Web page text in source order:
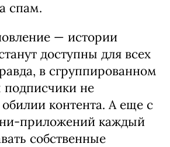
спам.
— истории
доступны для всех
в сгруппированном
не
контента. А еще с
приложений каждый
собственные